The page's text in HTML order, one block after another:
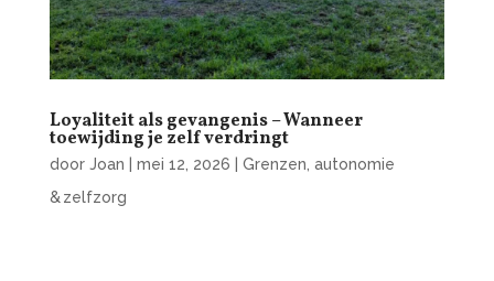
Loyaliteit als gevangenis – Wanneer
toewijding je zelf verdringt
door Joan mei 12, 2026
Grenzen, autonomie
& zelfzorg